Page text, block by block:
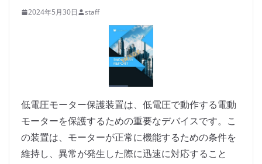
2024年5月30日 staff
低電圧モーター保護装置は、低電圧で動作する電動
モーターを保護するための重要なデバイスです。こ
の装置は、モーターが正常に機能するための条件を
維持し、異常が発生した際に迅速に対応すること